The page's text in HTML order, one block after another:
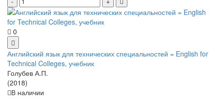
0
Английский язык для технических специальностей = English for
Technical Colleges, учебник
Голубев А.П.
(2018)
В наличии